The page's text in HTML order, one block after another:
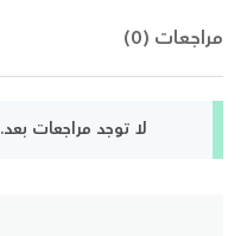
مراجعات (0)
لا توجد مراجعات بعد.